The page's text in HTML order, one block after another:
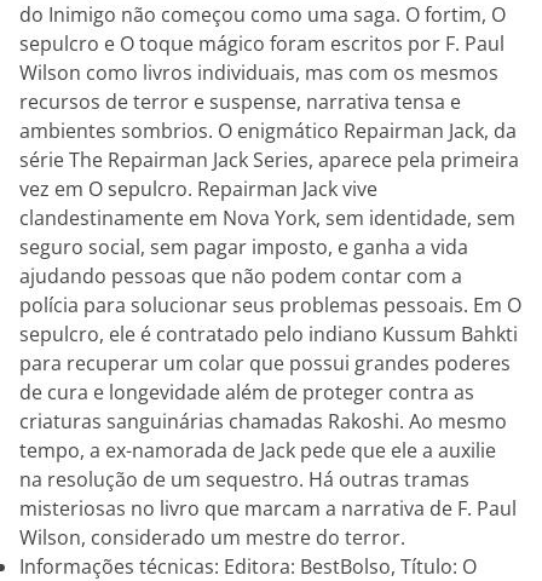
do Inimigo não começou como uma saga. O fortim, O
sepulcro e O toque mágico foram escritos por F. Paul
Wilson como livros individuais, mas com os mesmos
recursos de terror e suspense, narrativa tensa e
ambientes sombrios. O enigmático Repairman Jack, da
série The Repairman Jack Series, aparece pela primeira
vez em O sepulcro. Repairman Jack vive
clandestinamente em Nova York, sem identidade, sem
seguro social, sem pagar imposto, e ganha a vida
ajudando pessoas que não podem contar com a
polícia para solucionar seus problemas pessoais. Em O
sepulcro, ele é contratado pelo indiano Kussum Bahkti
para recuperar um colar que possui grandes poderes
de cura e longevidade além de proteger contra as
criaturas sanguinárias chamadas Rakoshi. Ao mesmo
tempo, a ex-namorada de Jack pede que ele a auxilie
na resolução de um sequestro. Há outras tramas
misteriosas no livro que marcam a narrativa de F. Paul
Wilson, considerado um mestre do terror.
Informações técnicas: Editora: BestBolso, Título: O